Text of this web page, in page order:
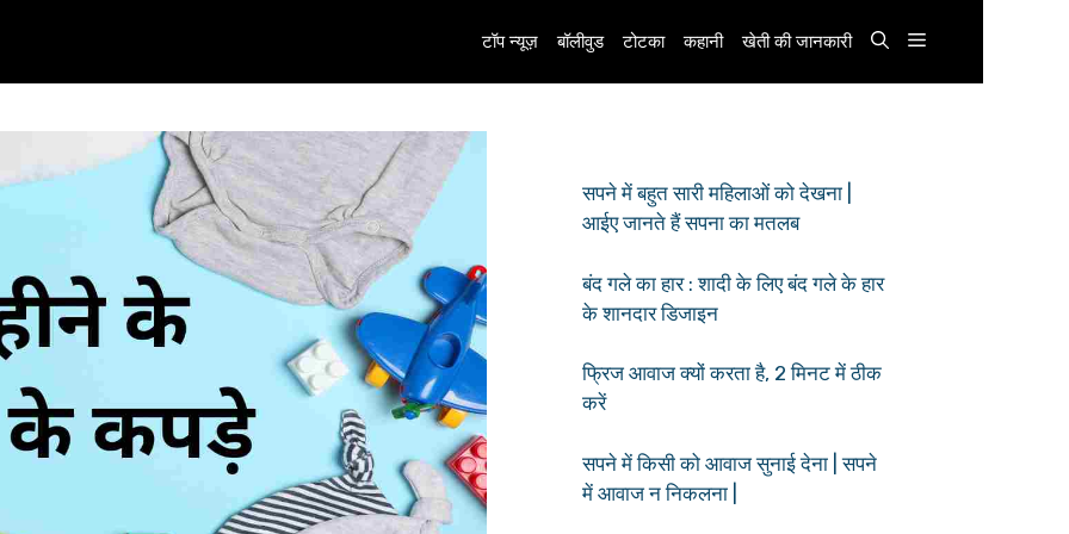
टॉप न्यूज़ बॉलीवुड टोटका कहानी खेती की जानकारी
सपने में बहुत सारी महिलाओं को देखना |
आईए जानते हैं सपना का मतलब
बंद गले का हार : शादी के लिए बंद गले के हार
के शानदार डिजाइन
फ्रिज आवाज क्यों करता है, 2 मिनट में ठीक
करें
सपने में किसी को आवाज सुनाई देना | सपने
में आवाज न निकलना |